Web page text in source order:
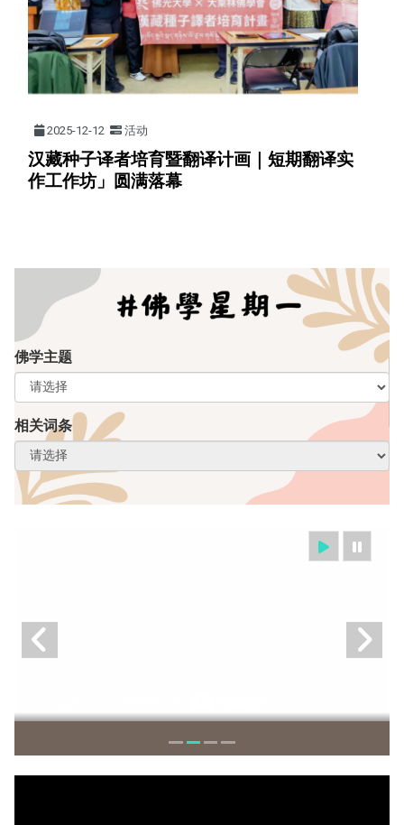
2025-12-12 活动
汉藏种子译者培育暨翻译计画｜短期翻译实
作工作坊」圆满落幕
佛学主题
相关词条